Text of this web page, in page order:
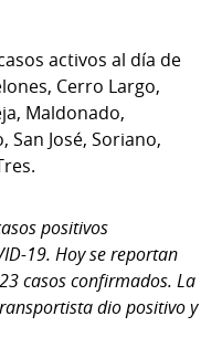
activos al día de
Cerro Largo,
Maldonado,
San José, Soriano,
.
positivos
19. Hoy se reportan
casos confirmados. La
dio positivo y